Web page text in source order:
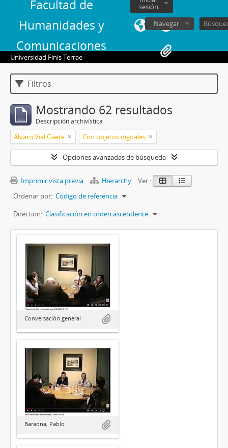
Facultad de
Humanidades y
Comunicaciones
sesión
Navegar
Universidad Finis Terrae
Filtros
Mostrando 62 resultados
Descripción archivística
Álvaro Vial Gaete Con objetos digitales
Opciones avanzadas de búsqueda
Imprimir vista previa Hierarchy
Ver :
Ordenar por: Código de referencia
Direction: Clasificación en orden ascendente
Conversación general
Baraona, Pablo